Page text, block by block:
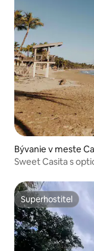
Bývanie v meste
Sweet Casita s
Superhostiteľ
Superhostiteľ